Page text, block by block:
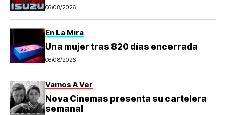
06/08/2026
En La Mira
Una mujer tras 820 días encerrada
06/08/2026
Vamos A Ver
Nova Cinemas presenta su cartelera
semanal